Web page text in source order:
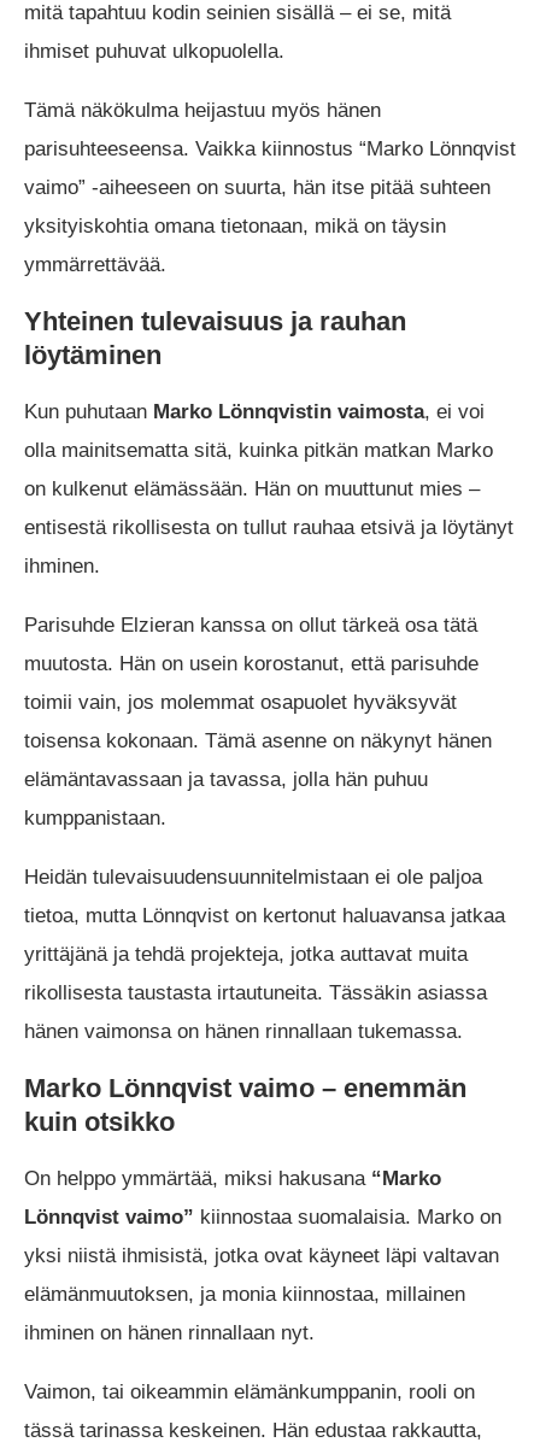
mitä tapahtuu kodin seinien sisällä – ei se, mitä
ihmiset puhuvat ulkopuolella.
Tämä näkökulma heijastuu myös hänen
parisuhteeseensa. Vaikka kiinnostus “Marko Lönnqvist
vaimo” -aiheeseen on suurta, hän itse pitää suhteen
yksityiskohtia omana tietonaan, mikä on täysin
ymmärrettävää.
Yhteinen tulevaisuus ja rauhan
löytäminen
Kun puhutaan Marko Lönnqvistin vaimosta, ei voi
olla mainitsematta sitä, kuinka pitkän matkan Marko
on kulkenut elämässään. Hän on muuttunut mies –
entisestä rikollisesta on tullut rauhaa etsivä ja löytänyt
ihminen.
Parisuhde Elzieran kanssa on ollut tärkeä osa tätä
muutosta. Hän on usein korostanut, että parisuhde
toimii vain, jos molemmat osapuolet hyväksyvät
toisensa kokonaan. Tämä asenne on näkynyt hänen
elämäntavassaan ja tavassa, jolla hän puhuu
kumppanistaan.
Heidän tulevaisuudensuunnitelmistaan ei ole paljoa
tietoa, mutta Lönnqvist on kertonut haluavansa jatkaa
yrittäjänä ja tehdä projekteja, jotka auttavat muita
rikollisesta taustasta irtautuneita. Tässäkin asiassa
hänen vaimonsa on hänen rinnallaan tukemassa.
Marko Lönnqvist vaimo – enemmän
kuin otsikko
On helppo ymmärtää, miksi hakusana “Marko
Lönnqvist vaimo” kiinnostaa suomalaisia. Marko on
yksi niistä ihmisistä, jotka ovat käyneet läpi valtavan
elämänmuutoksen, ja monia kiinnostaa, millainen
ihminen on hänen rinnallaan nyt.
Vaimon, tai oikeammin elämänkumppanin, rooli on
tässä tarinassa keskeinen. Hän edustaa rakkautta,